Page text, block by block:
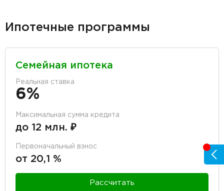
Ипотечные программы
Семейная ипотека
Реальная ставка
6%
Максимальная сумма кредита
до 12 млн. ₽
Первоначальный взнос
от 20,1 %
Рассчитать